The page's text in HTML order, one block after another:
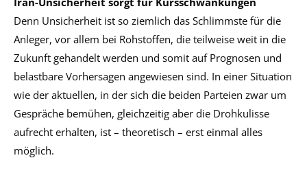
Denn Unsicherheit ist so ziemlich das Schlimmste für die
Anleger, vor allem bei Rohstoffen, die teilweise weit in die
Zukunft gehandelt werden und somit auf Prognosen und
belastbare Vorhersagen angewiesen sind. In einer Situation
wie der aktuellen, in der sich die beiden Parteien zwar um
Gespräche bemühen, gleichzeitig aber die Drohkulisse
aufrecht erhalten, ist – theoretisch – erst einmal alles
möglich.